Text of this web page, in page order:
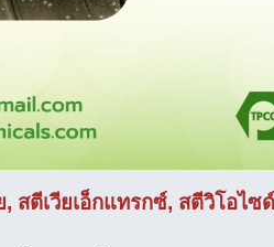
ตีเวียเอ็กแทรกซ์, สตีวิโอไซ